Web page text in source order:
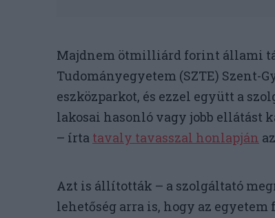
Majdnem ötmilliárd forint állami
Tudományegyetem (SZTE)
eszközparkot, és ezzel együtt a
lakosai hasonló vagy jobb
– írta tavaly tavasszal honlapján
Azt is állították – a szolgáltató
lehetőség arra is, hogy az